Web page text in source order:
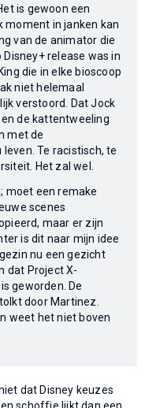
is gewoon een
moment in janken kan
van de animator die
release was in
die in elke bioscoop
niet helemaal
verstoord. Dat Jock
de kattentweeling
met de
Te racistisch, te
Het zal wel.
moet een remake
scenes
maar er zijn
is dit naar mijn idee
nu een gezicht
dat Project X-
geworden. De
door Martinez.
weet het niet boven
dat Disney keuzes
schoffie lijkt dan een